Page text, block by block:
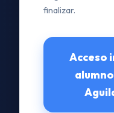
finalizar.
Acceso